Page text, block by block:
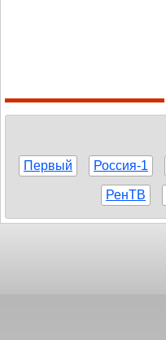
Первый Россия-1
РенТВ